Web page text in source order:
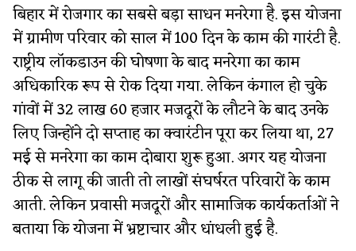
बिहार में रोजगार का सबसे बड़ा साधन मनरेगा है. इस योजना
में ग्रामीण परिवार को साल में 100 दिन के काम की गारंटी है.
राष्ट्रीय लॉकडाउन की घोषणा के बाद मनरेगा का काम
अधिकारिक रूप से रोक दिया गया. लेकिन कंगाल हो चुके
गांवों में 32 लाख 60 हजार मजदूरों के लौटने के बाद उनके
लिए जिन्होंने दो सप्ताह का क्वारंटीन पूरा कर लिया था, 27
मई से मनरेगा का काम दोबारा शुरू हुआ. अगर यह योजना
ठीक से लागू की जाती तो लाखों संघर्षरत परिवारों के काम
आती. लेकिन प्रवासी मजदूरों और सामाजिक कार्यकर्ताओं ने
बताया कि योजना में भ्रष्टाचार और धांधली हुई है.